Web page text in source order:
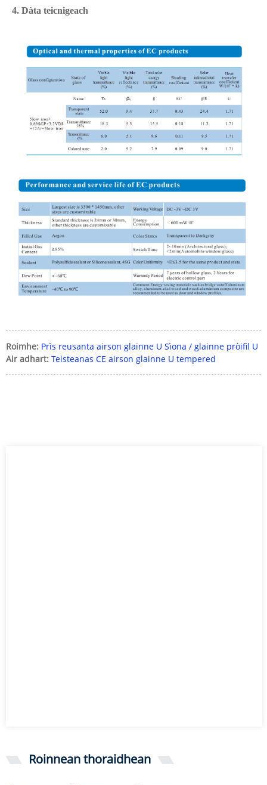
4. Dàta teicnigeach
Roimhe: Prìs reusanta airson glainne U Sìona / glainne pròifil U
Air adhart: Teisteanas CE airson glainne U tempered
Roinnean thoraidhean